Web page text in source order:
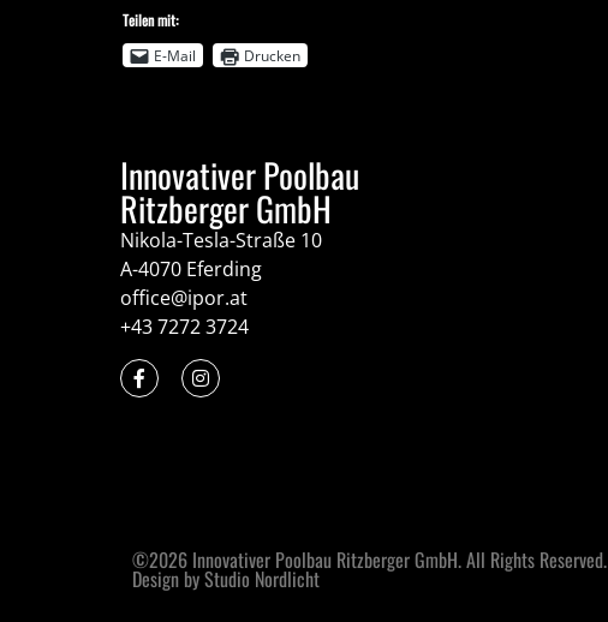
Teilen mit:
E-Mail
Drucken
Innovativer Poolbau
Ritzberger GmbH
Nikola-Tesla-Straße 10
A-4070 Eferding
office@ipor.at
+43 7272 3724
©2026 Innovativer Poolbau Ritzberger GmbH. All Rights Reserved.
Design by Studio Nordlicht